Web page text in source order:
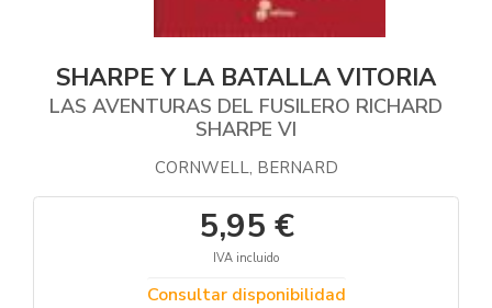
SHARPE Y LA BATALLA VITORIA
LAS AVENTURAS DEL FUSILERO RICHARD
SHARPE VI
CORNWELL, BERNARD
5,95 €
IVA incluido
Consultar disponibilidad